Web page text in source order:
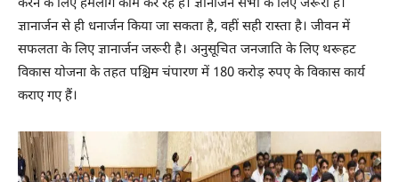
करने के लिए हमलोग काम कर रहे हैं। ज्ञानार्जन सभी के लिए जरूरी है।
ज्ञानार्जन से ही धनार्जन किया जा सकता है, वहीं सही रास्ता है। जीवन में
सफलता के लिए ज्ञानार्जन जरूरी है। अनुसूचित जनजाति के लिए थरूहट
विकास योजना के तहत पश्चिम चंपारण में 180 करोड़ रुपए के विकास कार्य
कराए गए हैं।